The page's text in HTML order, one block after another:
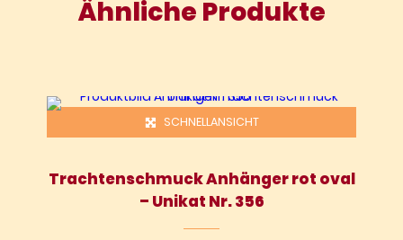
Ähnliche Produkte
SCHNELLANSICHT
Trachtenschmuck Anhänger rot oval
– Unikat Nr. 356